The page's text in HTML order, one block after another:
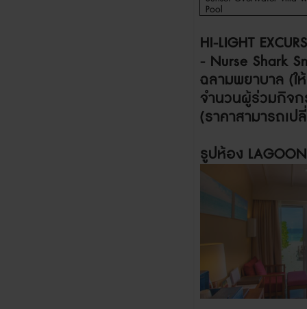
Pool
HI-LIGHT
- Nurse Shark
ฉลามพยาบาล (ใ
จำนวนผู้ร่วมกิจ
(ราคาสามารถเป
รูปห้อง